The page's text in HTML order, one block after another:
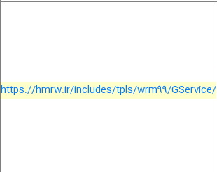
https://hmrw.ir/includes/tpls/wrm99/GService/